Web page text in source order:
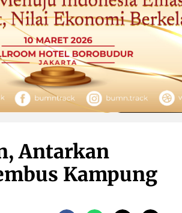
Antarkan
Kampung